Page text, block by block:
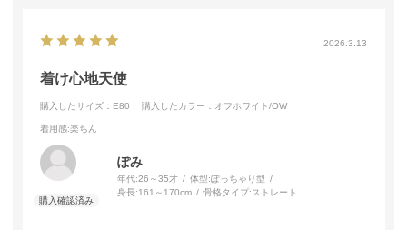
2026.3.13
着け心地天使
購入したサイズ：E80 購入したカラー：オフホワイト/OW
着用感:楽ちん
ぽみ
年代:26～35才 体型:ぽっちゃり型
身長:161～170cm 骨格タイプ: ストレート